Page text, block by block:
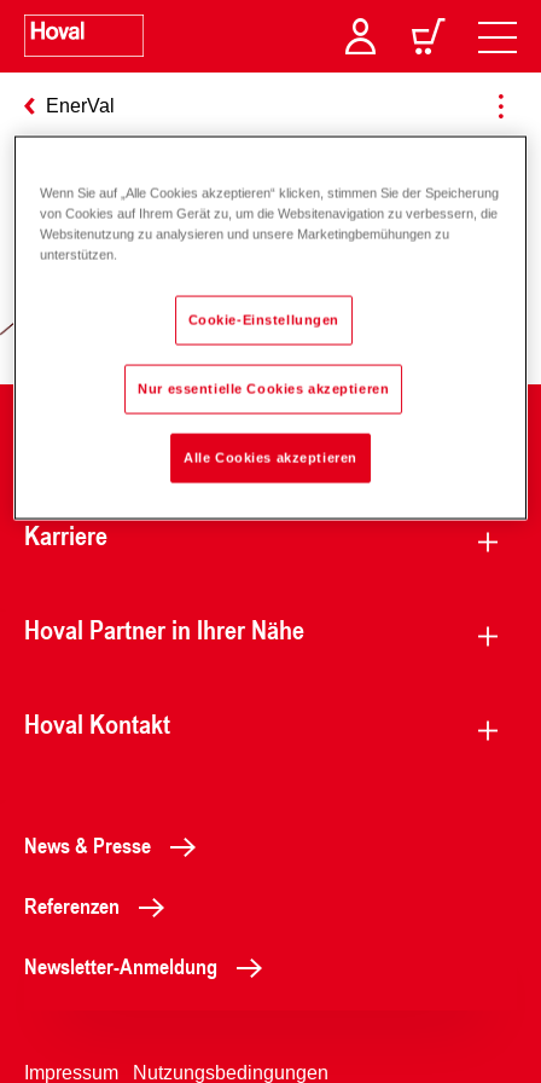
EnerVal
Verantwortung für Energie und
Karriere
Hoval Partner in Ihrer Nähe
Hoval Kontakt
News & Presse
Referenzen
Newsletter-Anmeldung
Impressum Nutzungsbedingungen
Wenn Sie auf „Alle Cookies akzeptieren“ klicken, stimmen Sie der Speicherung
von Cookies auf Ihrem Gerät zu, um die Websitenavigation zu verbessern, die
Websitenutzung zu analysieren und unsere Marketingbemühungen zu
unterstützen.
Cookie-Einstellungen
Nur essentielle Cookies akzeptieren
Alle Cookies akzeptieren